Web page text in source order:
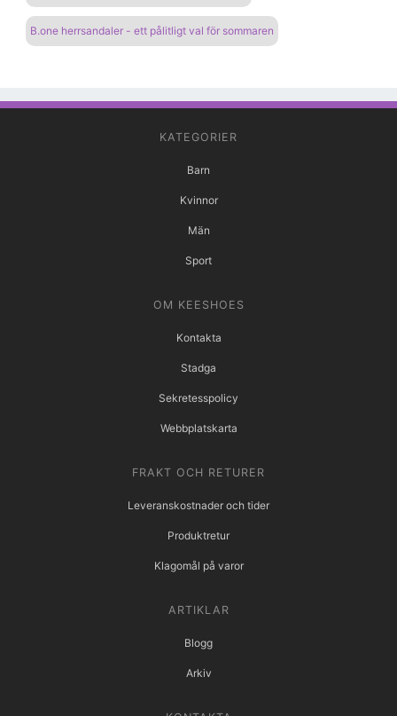
B.one herrsandaler - ett pålitligt val för sommaren
KATEGORIER
Barn
Kvinnor
Män
Sport
OM KEESHOES
Kontakta
Stadga
Sekretesspolicy
Webbplatskarta
FRAKT OCH RETURER
Leveranskostnader och tider
Produktretur
Klagomål på varor
ARTIKLAR
Blogg
Arkiv